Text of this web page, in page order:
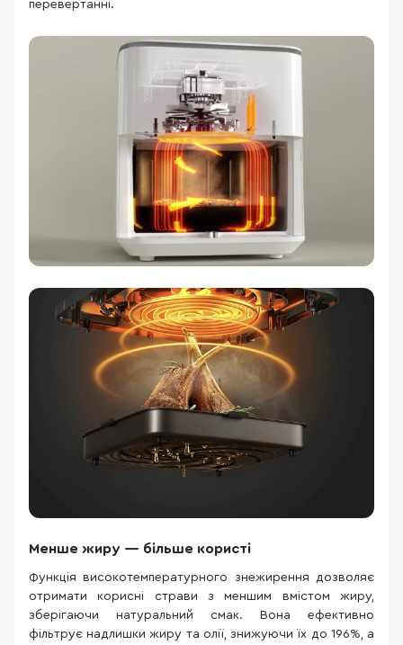
перевертанні.
Менше жиру — більше користі
Функція високотемпературного знежирення дозволяє
отримати корисні страви з меншим вмістом жиру,
зберігаючи натуральний смак. Вона ефективно
фільтрує надлишки жиру та олії, знижуючи їх до 196%, а